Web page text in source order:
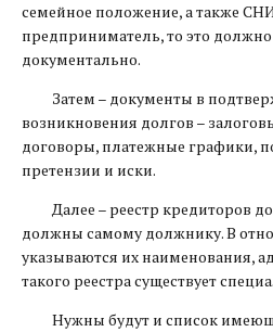
семейное положение, а также
предприниматель, то это
документально.
Затем – документы в
возникновения долгов –
договоры, платежные графики,
претензии и иски.
Далее – реестр кредиторов
должны самому должнику. В
указываются их наименования,
такого реестра существует
Нужны будут и список